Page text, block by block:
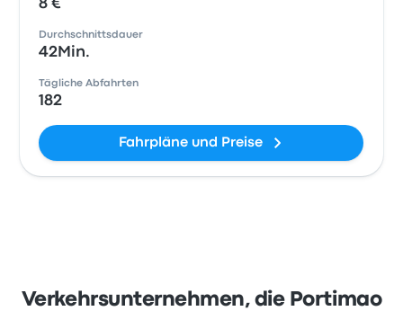
8 €
Durchschnittsdauer
42Min.
Tägliche Abfahrten
182
Fahrpläne und Preise
Verkehrsunternehmen, die Portimao